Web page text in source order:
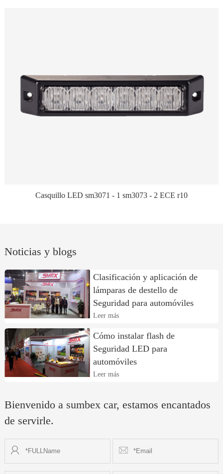
Casquillo LED sm3071 - 1 sm3073 - 2 ECE r10
Noticias y blogs
Clasificación y aplicación de
lámparas de destello de
Seguridad para automóviles
Leer más
Cómo instalar flash de
Seguridad LED para
automóviles
Leer más
Bienvenido a sumbex car, estamos encantados
de servirle.